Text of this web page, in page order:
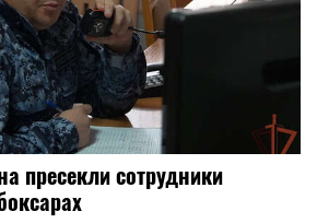
пресекли сотрудники